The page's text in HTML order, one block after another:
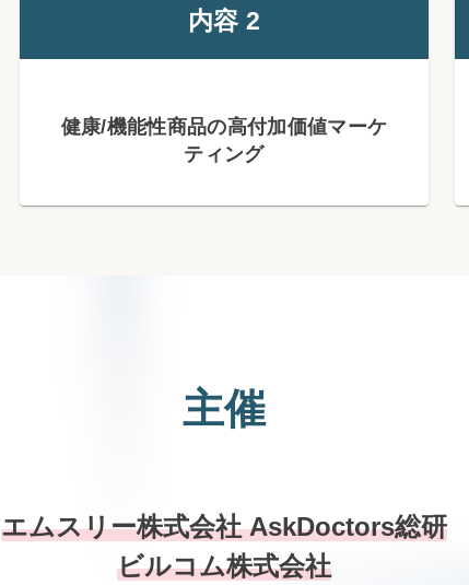
内容 2
健康/機能性商品の高付加価値マーケ
ティング
主催
エムスリー株式会社 AskDoctors総研
ビルコム株式会社